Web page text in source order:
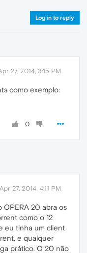
Log in to reply
27, 2014, 3:15 PM
como exemplo:
0
Apr 27, 2014, 4:11 PM
OPERA 20 abra os
como o 12
eu tinha um client
e qualquer
prático. O 20 não